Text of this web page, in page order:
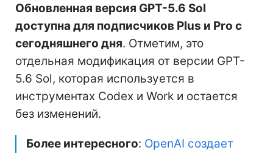
Обновленная версия GPT-5.6 Sol
доступна для подписчиков Plus и Pro с
сегодняшнего дня. Отметим, это
отдельная модификация от версии GPT-
5.6 Sol, которая используется в
инструментах Codex и Work и остается
без изменений.
Более интересного: OpenAI создает